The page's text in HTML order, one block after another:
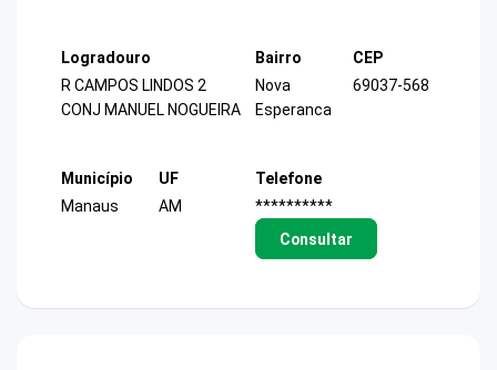
Logradouro
R CAMPOS LINDOS 2
CONJ MANUEL NOGUEIRA
Bairro
Nova
Esperanca
CEP
69037-568
Município
Manaus
UF
AM
Telefone
**********
Consultar